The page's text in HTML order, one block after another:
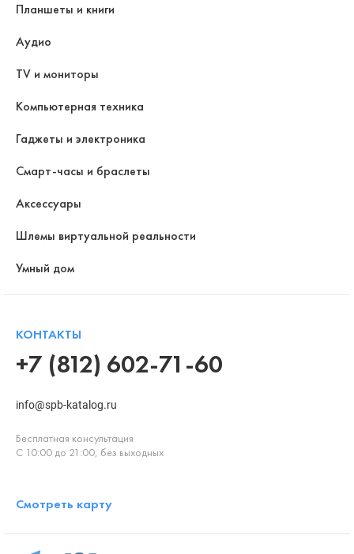
Планшеты и книги
Аудио
TV и мониторы
Компьютерная техника
Гаджеты и электроника
Смарт-часы и браслеты
Аксессуары
Шлемы виртуальной реальности
Умный дом
КОНТАКТЫ
+7 (812) 602-71-60
info@spb-katalog.ru
Бесплатная консультация
С 10:00 до 21:00, без выходных
Смотреть карту